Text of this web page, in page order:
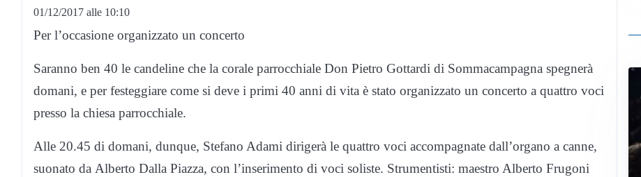
01/12/2017 alle 10:10
Per l’occasione organizzato un concerto
Saranno ben 40 le candeline che la corale parrocchiale Don Pietro Gottardi di Sommacampagna spegnerà
domani, e per festeggiare come si deve i primi 40 anni di vita è stato organizzato un concerto a quattro voci
presso la chiesa parrocchiale.
Alle 20.45 di domani, dunque, Stefano Adami dirigerà le quattro voci accompagnate dall’organo a canne,
suonato da Alberto Dalla Piazza, con l’inserimento di voci soliste. Strumentisti: maestro Alberto Frugoni